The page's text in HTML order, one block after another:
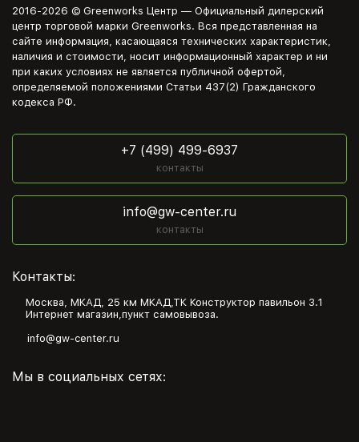
2016-2026 © Greenworks Центр — Официальный дилерский
центр торговой марки Greenworks. Вся представленная на
сайте информация, касающаяся технических характеристик,
наличия и стоимости, носит информационный характер и ни
при каких условиях не является публичной офертой,
определяемой положениями Статьи 437(2) Гражданского
кодекса РФ.
+7 (499) 499-6937
контакты
info@gw-center.ru
контакты
Контакты:
Москва, МКАД, 25 км МКАД,ТК Конструктор павильон З.1
Интернет магазин,пункт самовывоза.
info@gw-center.ru
Мы в социальных сетях: